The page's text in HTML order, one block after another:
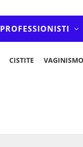
PROFESSIONISTI
CISTITE VAGINISMO